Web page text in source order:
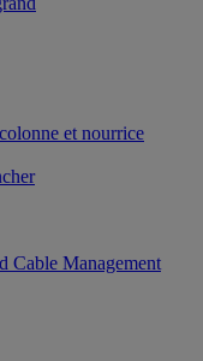
et nourrice
Cable Management